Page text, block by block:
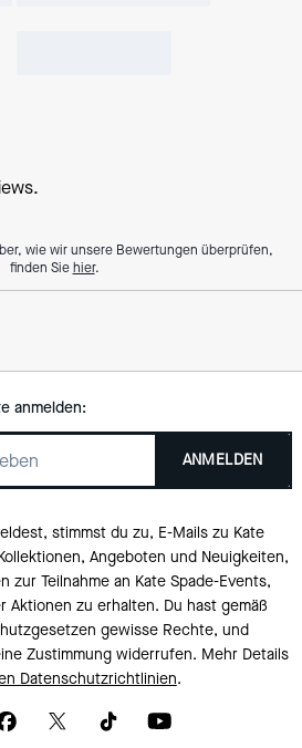
wie wir unsere Bewertungen überprüfen,
finden Siehier.
anmelden:
ANMELDEN
stimmst du zu, E-Mails zu Kate
Angeboten und Neuigkeiten,
zur Teilnahme an Kate Spade-Events,
Aktionen zu erhalten. Du hast gemäß
gewisse Rechte, und
Zustimmung widerrufen. Mehr Details
Datenschutzrichtlinien.